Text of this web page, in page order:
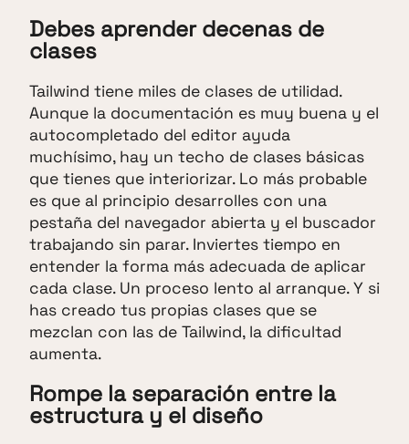
Debes aprender decenas de
clases
Tailwind tiene miles de clases de utilidad.
Aunque la documentación es muy buena y el
autocompletado del editor ayuda
muchísimo, hay un techo de clases básicas
que tienes que interiorizar. Lo más probable
es que al principio desarrolles con una
pestaña del navegador abierta y el buscador
trabajando sin parar. Inviertes tiempo en
entender la forma más adecuada de aplicar
cada clase. Un proceso lento al arranque. Y si
has creado tus propias clases que se
mezclan con las de Tailwind, la dificultad
aumenta.
Rompe la separación entre la
estructura y el diseño